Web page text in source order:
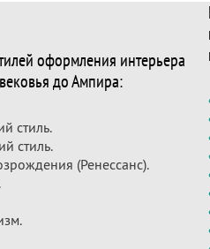
оформления интерьера
до Ампира:
стиль.
стиль.
(Ренессанс).